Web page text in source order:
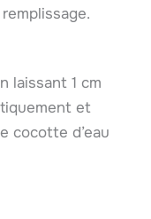
laissant 1 cm
et
cocotte d’eau